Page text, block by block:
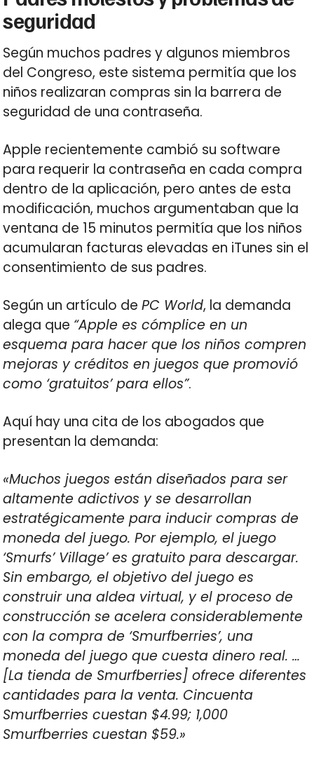
seguridad
Según muchos padres y algunos miembros
del Congreso, este sistema permitía que los
niños realizaran compras sin la barrera de
seguridad de una contraseña.
Apple recientemente cambió su software
para requerir la contraseña en cada compra
dentro de la aplicación, pero antes de esta
modificación, muchos argumentaban que la
ventana de 15 minutos permitía que los niños
acumularan facturas elevadas en iTunes sin el
consentimiento de sus padres.
Según un artículo dePC World, la demanda
alega que “Apple es cómplice en un
esquema para hacer que los niños compren
mejoras y créditos en juegos que promovió
como ‘gratuitos’ para ellos”.
Aquí hay una cita de los abogados que
presentan la demanda:
«Muchos juegos están diseñados para ser
altamente adictivos y se desarrollan
estratégicamente para inducir compras de
moneda del juego. Por ejemplo, el juego
‘Smurfs’ Village’ es gratuito para descargar.
Sin embargo, el objetivo del juego es
construir una aldea virtual, y el proceso de
construcción se acelera considerablemente
con la compra de ‘Smurfberries’, una
moneda del juego que cuesta dinero real. …
[La tienda de Smurfberries] ofrece diferentes
cantidades para la venta. Cincuenta
Smurfberries cuestan $4.99; 1,000
Smurfberries cuestan $59.»